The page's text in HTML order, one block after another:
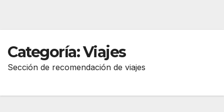
Categoría:Viajes
Sección de recomendación de viajes